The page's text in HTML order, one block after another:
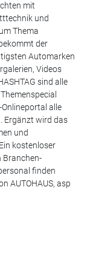
mit
und
Thema
der
Automarken
Videos
sind alle
alle
Ergänzt wird das
und
kostenloser
Branchen-
finden
AUTOHAUS, asp